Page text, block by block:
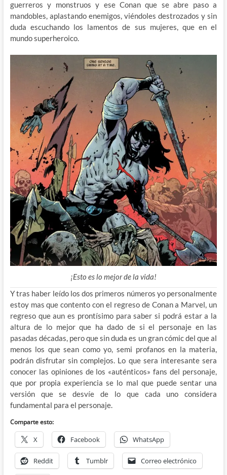
guerreros y monstruos y ese Conan que se abre paso a
mandobles, aplastando enemigos, viéndoles destrozados y sin
duda escuchando los lamentos de sus mujeres, que en el
mundo superheroico.
¡Esto es lo mejor de la vida!
Y tras haber leído los dos primeros números yo personalmente
estoy mas que contento con el regreso de Conan a Marvel, un
regreso que aun es prontísimo para saber si podrá estar a la
altura de lo mejor que ha dado de si el personaje en las
pasadas décadas, pero que sin duda es un gran cómic del que al
menos los que sean como yo, semi profanos en la materia,
podrán disfrutar sin complejos. Lo que sera interesante sera
conocer las opiniones de los «auténticos» fans del personaje,
que por propia experiencia se lo mal que puede sentar una
versión que se desvíe de lo que cada uno considera
fundamental para el personaje.
Comparte esto:
X Facebook WhatsApp
Reddit Tumblr Correo electrónico